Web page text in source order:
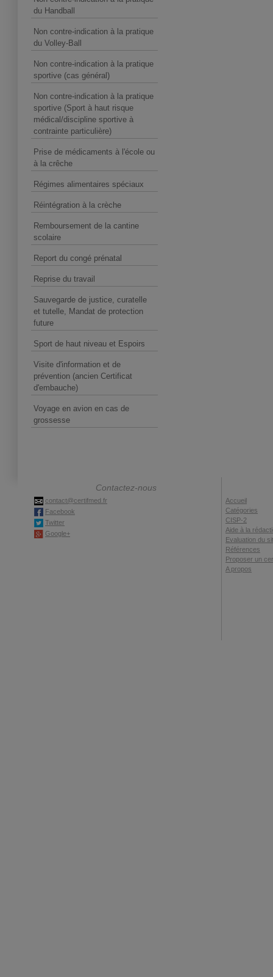
du Handball
Non contre-indication à la pratique
du Volley-Ball
Non contre-indication à la pratique
sportive (cas général)
Non contre-indication à la pratique
sportive (Sport à haut risque
médical/discipline sportive à
contrainte particulière)
Prise de médicaments à l'école ou
à la crêche
Régimes alimentaires spéciaux
Réintégration à la crèche
Remboursement de la cantine
scolaire
Report du congé prénatal
Reprise du travail
Sauvegarde de justice, curatelle
et tutelle, Mandat de protection
future
Sport de haut niveau et Espoirs
Visite d'information et de
prévention (ancien Certificat
d'embauche)
Voyage en avion en cas de
grossesse
Contactez-nous
contact@certifmed.fr
Facebook
Twitter
Google+
Accueil
Catégories
CISP-2
Aide à la
Evaluation du
Références
Proposer un
A propos